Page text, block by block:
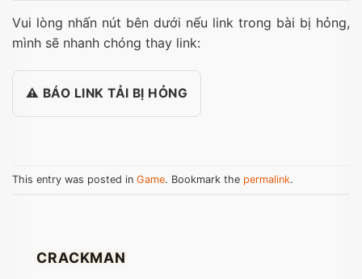
Vui lòng nhấn nút bên dưới nếu link trong bài bị hỏng,
mình sẽ nhanh chóng thay link:
⚠️ BÁO LINK TẢI BỊ HỎNG
This entry was posted in Game. Bookmark the permalink.
CRACKMAN